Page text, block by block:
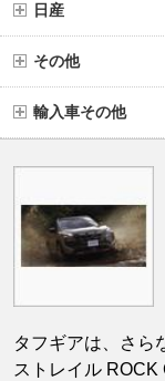
日産
その他
輸入車その他
タフギアは、さら
ストレイル